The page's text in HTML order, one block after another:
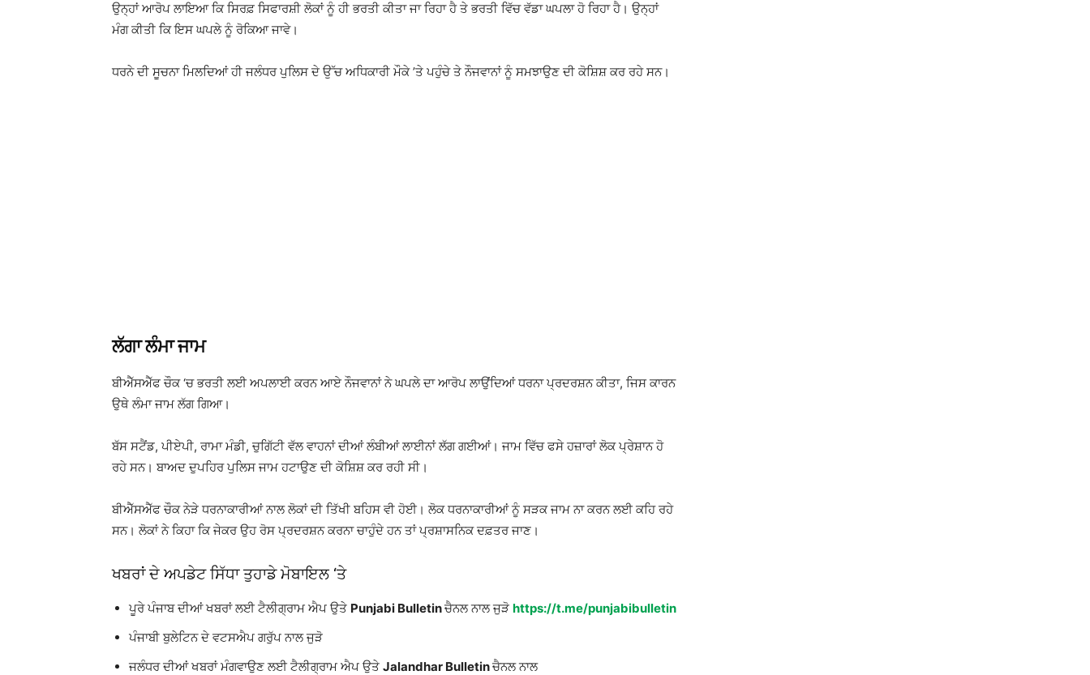
ਉਨ੍ਹਾਂ ਆਰੋਪ ਲਾਇਆ ਕਿ ਸਿਰਫ਼ ਸਿਫਾਰਸ਼ੀ ਲੋਕਾਂ ਨੂੰ ਹੀ ਭਰਤੀ ਕੀਤਾ ਜਾ ਰਿਹਾ ਹੈ ਤੇ ਭਰਤੀ ਵਿੱਚ ਵੱਡਾ ਘਪਲਾ ਹੋ ਰਿਹਾ ਹੈ। ਉਨ੍ਹਾਂ
ਮੰਗ ਕੀਤੀ ਕਿ ਇਸ ਘਪਲੇ ਨੂੰ ਰੋਕਿਆ ਜਾਵੇ।
ਧਰਨੇ ਦੀ ਸੂਚਨਾ ਮਿਲਦਿਆਂ ਹੀ ਜਲੰਧਰ ਪੁਲਿਸ ਦੇ ਉੱਚ ਅਧਿਕਾਰੀ ਮੌਕੇ ’ਤੇ ਪਹੁੰਚੇ ਤੇ ਨੌਜਵਾਨਾਂ ਨੂੰ ਸਮਝਾਉਣ ਦੀ ਕੋਸ਼ਿਸ਼ ਕਰ ਰਹੇ ਸਨ।
ਲੱਗਾ ਲੰਮਾ ਜਾਮ
ਬੀਐੱਸਐੱਫ ਚੌਕ ‘ਚ ਭਰਤੀ ਲਈ ਅਪਲਾਈ ਕਰਨ ਆਏ ਨੌਜਵਾਨਾਂ ਨੇ ਘਪਲੇ ਦਾ ਆਰੋਪ ਲਾਉਂਦਿਆਂ ਧਰਨਾ ਪ੍ਰਦਰਸ਼ਨ ਕੀਤਾ, ਜਿਸ ਕਾਰਨ
ਉਥੇ ਲੰਮਾ ਜਾਮ ਲੱਗ ਗਿਆ।
ਬੱਸ ਸਟੈਂਡ, ਪੀਏਪੀ, ਰਾਮਾ ਮੰਡੀ, ਚੁਗਿੱਟੀ ਵੱਲ ਵਾਹਨਾਂ ਦੀਆਂ ਲੰਬੀਆਂ ਲਾਈਨਾਂ ਲੱਗ ਗਈਆਂ। ਜਾਮ ਵਿੱਚ ਫਸੇ ਹਜ਼ਾਰਾਂ ਲੋਕ ਪ੍ਰੇਸ਼ਾਨ ਹੋ
ਰਹੇ ਸਨ। ਬਾਅਦ ਦੁਪਹਿਰ ਪੁਲਿਸ ਜਾਮ ਹਟਾਉਣ ਦੀ ਕੋਸ਼ਿਸ਼ ਕਰ ਰਹੀ ਸੀ।
ਬੀਐੱਸਐੱਫ ਚੌਕ ਨੇੜੇ ਧਰਨਾਕਾਰੀਆਂ ਨਾਲ ਲੋਕਾਂ ਦੀ ਤਿੱਖੀ ਬਹਿਸ ਵੀ ਹੋਈ। ਲੋਕ ਧਰਨਾਕਾਰੀਆਂ ਨੂੰ ਸੜਕ ਜਾਮ ਨਾ ਕਰਨ ਲਈ ਕਹਿ ਰਹੇ
ਸਨ। ਲੋਕਾਂ ਨੇ ਕਿਹਾ ਕਿ ਜੇਕਰ ਉਹ ਰੋਸ ਪ੍ਰਦਰਸ਼ਨ ਕਰਨਾ ਚਾਹੁੰਦੇ ਹਨ ਤਾਂ ਪ੍ਰਸ਼ਾਸਨਿਕ ਦਫ਼ਤਰ ਜਾਣ।
ਖਬਰਾਂ ਦੇ ਅਪਡੇਟ ਸਿੱਧਾ ਤੁਹਾਡੇ ਮੋਬਾਇਲ ‘ਤੇ
ਪੂਰੇ ਪੰਜਾਬ ਦੀਆਂ ਖਬਰਾਂ ਲਈ ਟੈਲੀਗ੍ਰਾਮ ਐਪ ਉਤੇ Punjabi Bulletinਚੈਨਲ ਨਾਲ ਜੁੜੋ https://t.me/punjabibulletin
ਪੰਜਾਬੀ ਬੁਲੇਟਿਨ ਦੇ ਵਟਸਐਪ ਗਰੁੱਪ ਨਾਲ ਜੁੜੋ
ਜਲੰਧਰ ਦੀਆਂ ਖਬਰਾਂ ਮੰਗਵਾਉਣ ਲਈ ਟੈਲੀਗ੍ਰਾਮ ਐਪ ਉਤੇ Jalandhar Bulletinਚੈਨਲ ਨਾਲ